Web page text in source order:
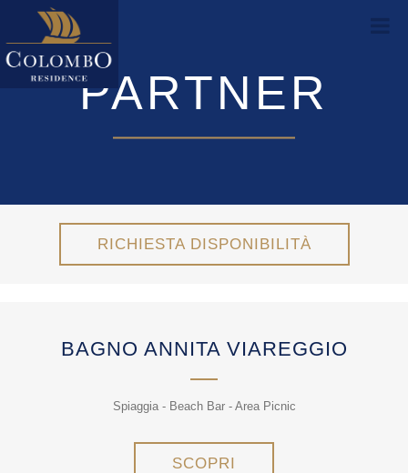
PARTNER
RICHIESTA DISPONIBILITÀ
BAGNO ANNITA VIAREGGIO
Spiaggia - Beach Bar - Area Picnic
SCOPRI